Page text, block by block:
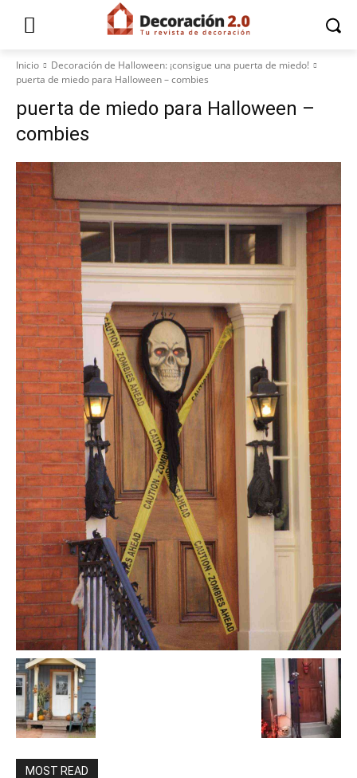
Inicio
Decoración de Halloween: ¡consigue una puerta de miedo!
puerta de miedo para Halloween – combies
puerta de miedo para Halloween –
combies
MOST READ